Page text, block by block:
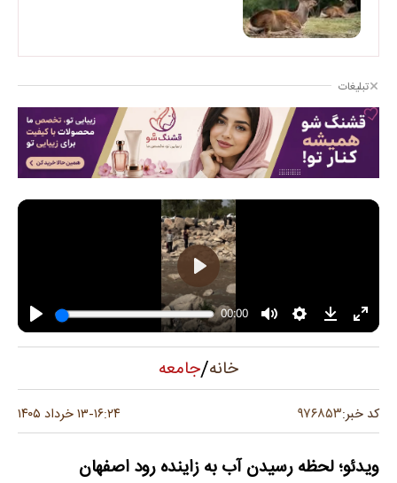
تبلیغات
خانه/جامعه
کد خبر:۹۷۶۸۵۳ ۱۶:۲۴-۱۳ خرداد ۱۴۰۵
ویدئو؛ لحظه رسیدن آب به زاینده رود اصفهان